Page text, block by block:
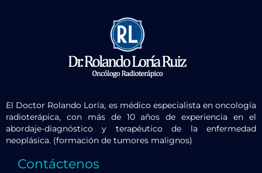
El Doctor Rolando Loría, es médico especialista en oncología
radioterápica, con más de 10 años de experiencia en el
abordaje-diagnóstico y terapéutico de la enfermedad
neoplásica. (formación de tumores malignos)
Contáctenos